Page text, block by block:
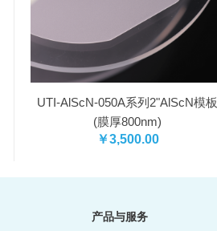
UTI-AlScN-050A系列2"AlScN模板
(膜厚800nm)
￥3,500.00
产品与服务